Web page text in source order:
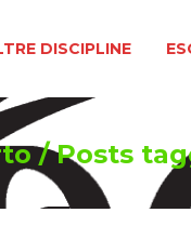
DISCIPLINE
/Posts